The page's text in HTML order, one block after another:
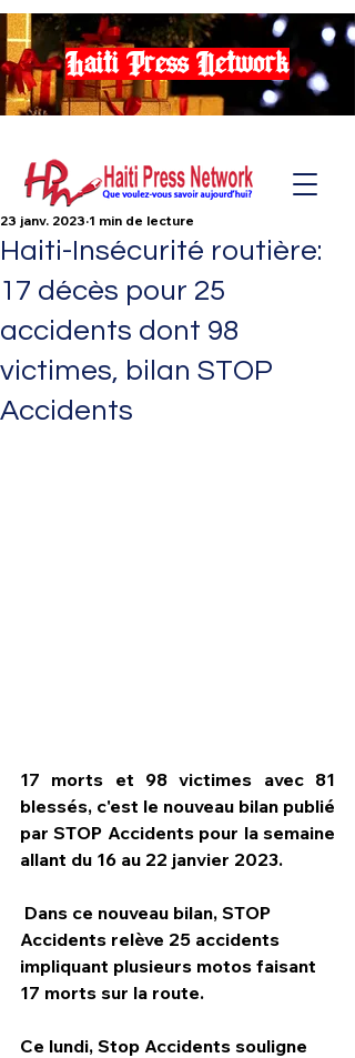
Haiti Press Network
HPN Live
Haiti-Insécurité routière:
17 décès pour 25
accidents dont 98
victimes, bilan STOP
Accidents
23 janv. 2023 1 min de lecture
17 morts et 98 victimes avec 81
blessés, c'est le nouveau bilan publié
par STOP Accidents pour la semaine
allant du 16 au 22 janvier 2023.
Accidents relève 25 accidents
impliquant plusieurs motos faisant
17 morts sur la route.
Ce lundi, Stop Accidents souligne